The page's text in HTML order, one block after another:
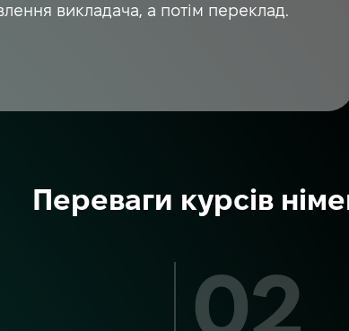
викладача, а потім переклад.
Переваги курсів